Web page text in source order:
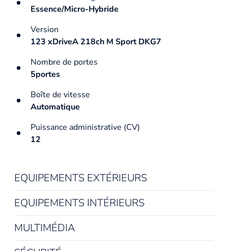
Essence/Micro-Hybride
Version
123 xDriveA 218ch M Sport DKG7
Nombre de portes
5portes
Boîte de vitesse
Automatique
Puissance administrative (CV)
12
EQUIPEMENTS EXTÉRIEURS
EQUIPEMENTS INTÉRIEURS
MULTIMÉDIA